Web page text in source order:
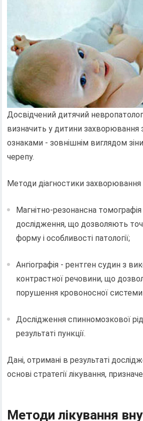
Досвідчений дитячий
визначить у дитини захворювання
ознаками - зовнішнім виглядом
черепу.
Методи діагностики захворювання
Магнітно-резонансна
дослідження, що дозволяють
форму і особливості патології;
Ангіографія - рентген судин з
контрастної речовини, що
порушення кровоносної
Дослідження спинномозкової
результаті пункції.
Дані, отримані в результаті
основі стратегії лікування,
Методи лікування